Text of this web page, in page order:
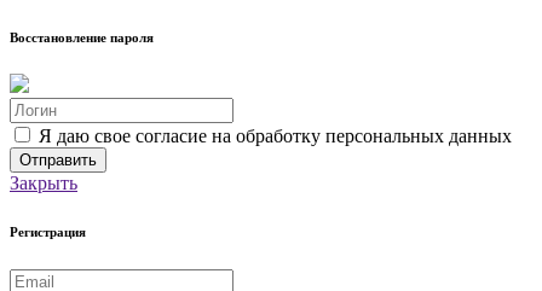
Восстановление пароля
Я даю свое согласие на обработку персональных данных
Закрыть
Регистрация